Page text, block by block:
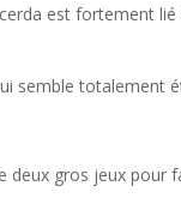
est fortement
semble totalement
deux gros jeux pour